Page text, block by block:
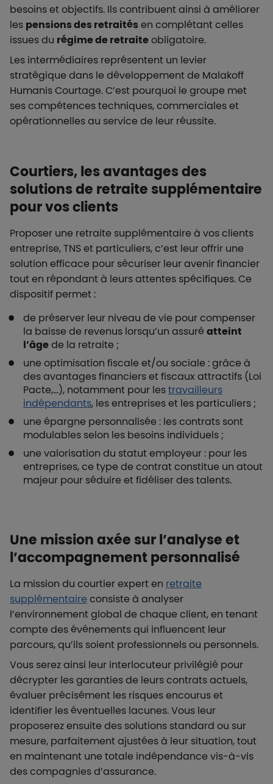
besoins et objectifs. Ils contribuent ainsi à améliorer
les pensions des retraités en complétant celles
issues du régime de retraiteobligatoire.
Les intermédiaires représentent un levier
stratégique dans le développement de Malakoff
Humanis Courtage. C’est pourquoi le groupe met
ses compétences techniques, commerciales et
opérationnelles au service de leur réussite.
Courtiers, les avantages des
solutions de retraite supplémentaire
pour vos clients
Proposer une retraite supplémentaire à vos clients
entreprise, TNS et particuliers, c’est leur offrir une
solution efficace pour sécuriser leur avenir financier
tout en répondant à leurs attentes spécifiques. Ce
dispositif permet :
de préserver leur niveau de vie pour compenser
la baisse de revenus lorsqu’un assuréatteint
l’âgede la retraite ;
une optimisation fiscale et/ou sociale : grâce à
des avantages financiers et fiscaux attractifs (Loi
Pacte,…), notamment pour lestravailleurs
indépendants, les entreprises et les particuliers ;
une épargne personnalisée : les contrats sont
modulables selon les besoins individuels ;
une valorisation du statut employeur : pour les
entreprises, ce type de contrat constitue un atout
majeur pour séduire et fidéliser des talents.
Une mission axée sur l’analyse et
l’accompagnement personnalisé
La mission du courtier expert en retraite
supplémentaireconsiste à analyser
l’environnement global de chaque client, en tenant
compte des événements qui influencent leur
parcours, qu’ils soient professionnels ou personnels.
Vous serez ainsi leur interlocuteur privilégié pour
décrypter les garanties de leurs contrats actuels,
évaluer précisément les risques encourus et
identifier les éventuelles lacunes. Vous leur
proposerez ensuite des solutions standard ou sur
mesure, parfaitement ajustées à leur situation, tout
en maintenant une totale indépendance vis-à-vis
des compagnies d’assurance.